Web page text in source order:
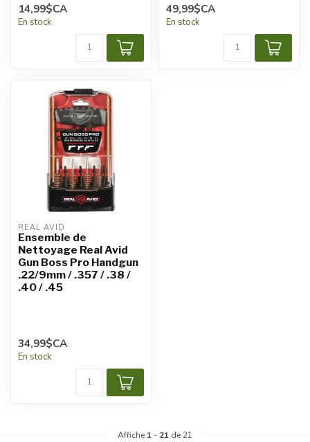
14,99$CA
En stock
49,99$CA
En stock
REAL AVID
Ensemble de
Nettoyage Real Avid
Gun Boss Pro Handgun
.22/9mm / .357 / .38 /
.40 / .45
34,99$CA
En stock
Affiche 1 - 21 de 21